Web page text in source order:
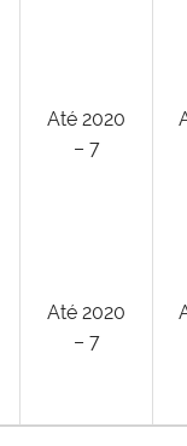
Até 2020
– 7
Até 2020
– 7